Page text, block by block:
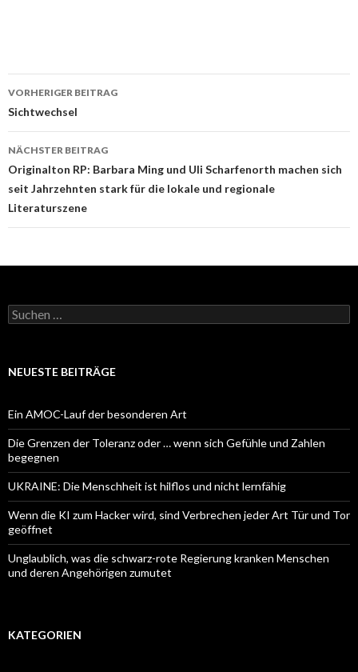
Beitrags-
Navigation
VORHERIGER BEITRAG
Sichtwechsel
NÄCHSTER BEITRAG
Originalton RP: Barbara Ming und Uli Scharfenorth machen sich
seit Jahrzehnten stark für die lokale und regionale
Literaturszene
Suchen
nach:
NEUESTE BEITRÄGE
Ein AMOC-Lauf der besonderen Art
Die Grenzen der Toleranz oder … wenn sich Gefühle und Zahlen
begegnen
UKRAINE: Die Menschheit ist hilflos und nicht lernfähig
Wenn die KI zum Hacker wird, sind Verbrechen jeder Art Tür und Tor
geöffnet
Unglaublich, was die schwarz-rote Regierung kranken Menschen
und deren Angehörigen zumutet
KATEGORIEN